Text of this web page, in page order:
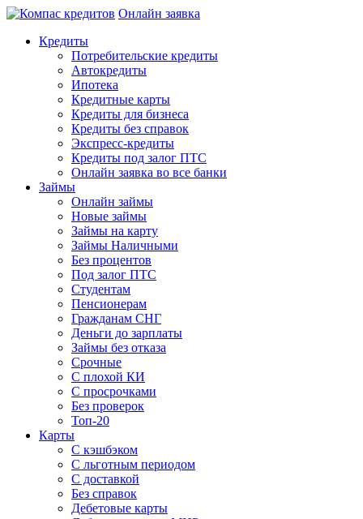
Онлайн заявка
Кредиты
Потребительские кредиты
Автокредиты
Ипотека
Кредитные карты
Кредиты для бизнеса
Кредиты без справок
Экспресс-кредиты
Кредиты под залог ПТС
Онлайн заявка во все банки
Займы
Онлайн займы
Новые займы
Займы на карту
Займы Наличными
Без процентов
Под залог ПТС
Студентам
Пенсионерам
Гражданам СНГ
Деньги до зарплаты
Займы без отказа
Срочные
С плохой КИ
С просрочками
Без проверок
Топ-20
Карты
С кэшбэком
С льготным периодом
С доставкой
Без справок
Дебетовые карты